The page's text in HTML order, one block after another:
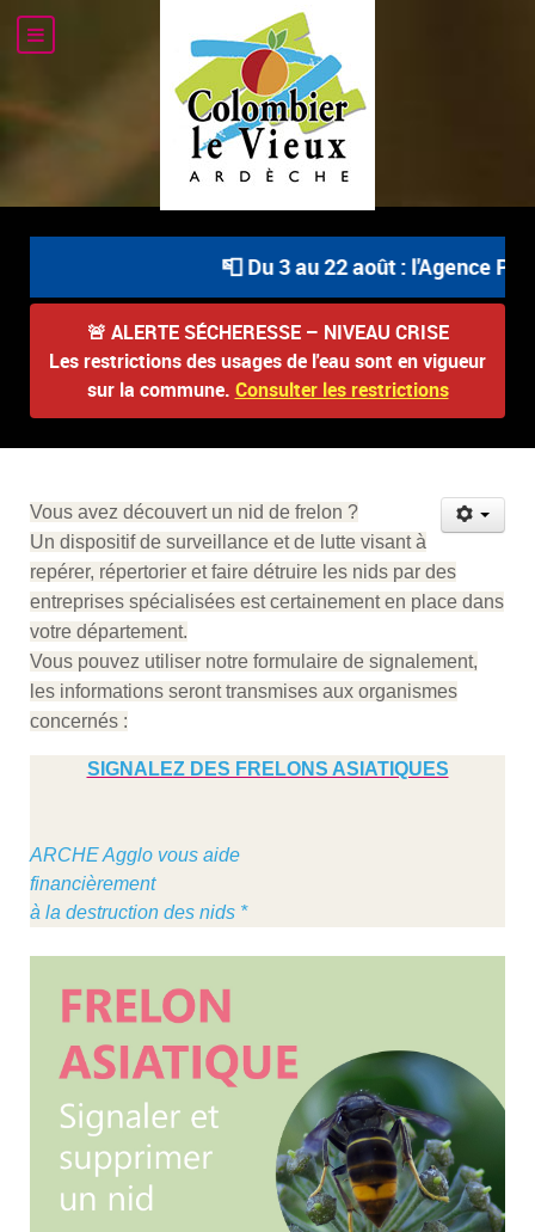
📮 Du 3 au 22 août : l'Agence
🚨 ALERTE SÉCHERESSE – NIVEAU CRISE
Les restrictions des usages de l'eau sont en vigueur
sur la commune. Consulter les restrictions
Vous avez découvert un nid de frelon ?
Un dispositif de surveillance et de lutte visant à
repérer, répertorier et faire détruire les nids par des
entreprises spécialisées est certainement en place dans
votre département.
Vous pouvez utiliser notre formulaire de signalement,
les informations seront transmises aux organismes
concernés :
SIGNALEZ DES FRELONS ASIATIQUES
ARCHE Agglo vous aide
financièrement
à la destruction des nids *